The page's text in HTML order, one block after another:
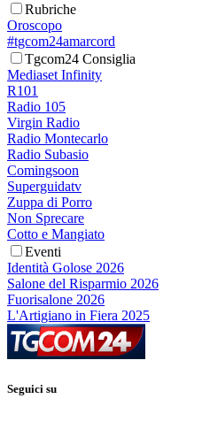
Rubriche
Oroscopo
#tgcom24amarcord
Tgcom24 Consiglia
Mediaset Infinity
R101
Radio 105
Virgin Radio
Radio Montecarlo
Radio Subasio
Comingsoon
Superguidatv
Zuppa di Porro
Non Sprecare
Cotto e Mangiato
Eventi
Identità Golose 2026
Salone del Risparmio 2026
Fuorisalone 2026
L'Artigiano in Fiera 2025
Seguici su